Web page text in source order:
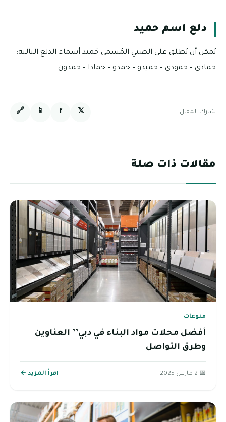
دلع اسم حميد
يُمكن أن يُطلق على الصبي المُسمى حَميد أسماء الدلع التالية:
حمادي – حمودي – حميدو – حمدو – حمادا – حمدون.
شارك المقال: 𝕏
f
📱
🔗
مقالات ذات صلة
منوعات
أفضل محلات مواد البناء في دبي’’ العناوين
وطرق التواصل
📅 2 مارس 2025 اقرأ المزيد ←